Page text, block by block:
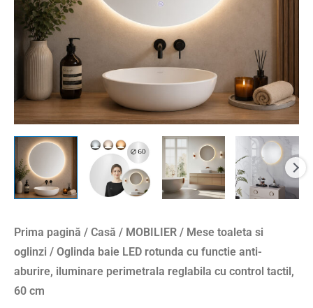
Prima pagină / Casă / MOBILIER / Mese toaleta si
oglinzi / Oglinda baie LED rotunda cu functie anti-
aburire, iluminare perimetrala reglabila cu control tactil,
60 cm
aburire,
iluminare
perimetrala
reglabila
control
tactil,
60
cm